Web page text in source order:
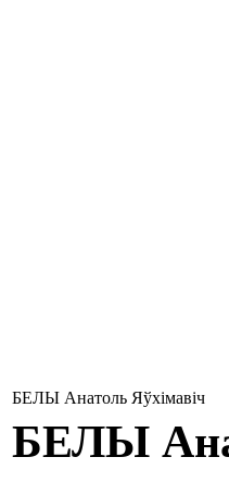
БЕЛЫ Анатоль Яўхімавіч
БЕЛЫ